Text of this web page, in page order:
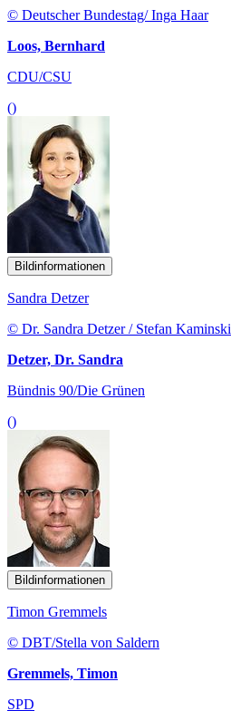
© Deutscher Bundestag/ Inga Haar
Loos, Bernhard
CDU/CSU
()
Bildinformationen
Sandra Detzer
© Dr. Sandra Detzer / Stefan Kaminski
Detzer, Dr. Sandra
Bündnis 90/Die Grünen
()
Bildinformationen
Timon Gremmels
© DBT/Stella von Saldern
Gremmels, Timon
SPD